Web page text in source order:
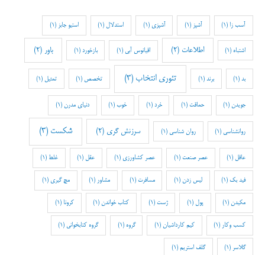
آسب زا (1) آشپز (1) آشپزی (1) استدلال (1) استیو جابز (1)
اشتباه (1) اطلاعات (2) اقیانوس آبی (1) بازخورد (1) باور (2)
بد(1) برند (1) تئوری انتخاب (3) تخصص (1) تمثیل (1)
جویدن (1) حماقت (1) خرد (1) خوب(1) دنیای مدرن (1)
روانشناسی (1) روان شناسی (1) سرزنش گری (2) شکست (3)
عاقل (1) عصر صنعت (1) عصر کشاورزی (1) عقل (1) غلط (1)
فید بک(1) لیس زدن (1) مسافرت (1) مشاور (1) مچ گیری (1)
مکیدن (1) پول (1) ژست (1) کتاب خواندن (1) کرونا (1)
کسب وکار (1) کیم کارداشیان (1) گروه (1) گروه کتابخوانی (1)
گلاسر (1) گلف استریم (1)